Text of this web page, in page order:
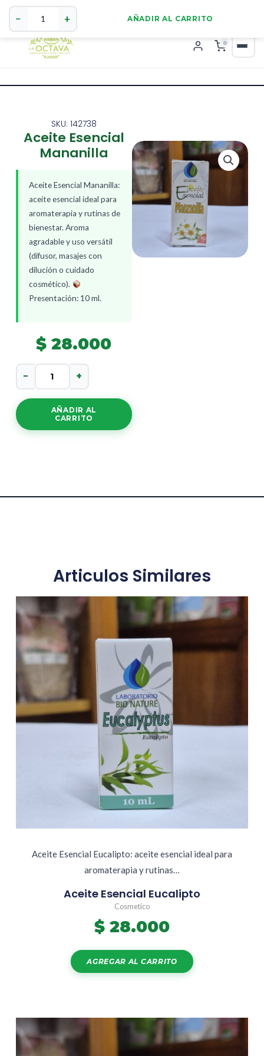
0
SKU: 142738
Aceite Esencial
Mananilla
Aceite Esencial Mananilla:
aceite esencial ideal para
aromaterapia y rutinas de
bienestar. Aroma
agradable y uso versátil
(difusor, masajes con
dilución o cuidado
cosmético).
Presentación: 10 ml.
$ 28.000
Aceite
Mananilla
cantidad
− +
AÑADIR AL
CARRITO
Articulos Similares
Aceite Esencial Eucalipto: aceite esencial ideal para
aromaterapia y rutinas…
Aceite Esencial Eucalipto
Cosmetico
$ 28.000
AGREGAR AL CARRITO
Aceite
Esencial
Mananilla
cantidad
− + AÑADIR AL CARRITO